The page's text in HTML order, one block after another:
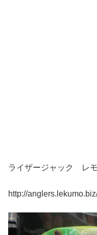
ライザージャック レ
http://